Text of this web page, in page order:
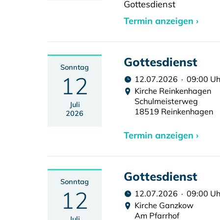
Gottesdienst
Termin anzeigen ›
Sonntag
12
Juli
2026
Gottesdienst
12.07.2026 · 09:00
Kirche Reinkenhagen
Schulmeisterweg
18519 Reinkenhagen
Termin anzeigen ›
Sonntag
12
Gottesdienst
12.07.2026 · 09:00
Kirche Ganzkow
Am Pfarrhof